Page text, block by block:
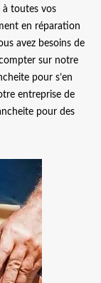
à toutes vos
en réparation
avez besoins de
sur notre
pour s’en
entreprise de
pour des